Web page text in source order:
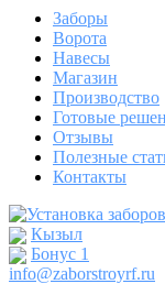
Заборы
Ворота
Навесы
Магазин
Производство
Готовые
Отзывы
Полезные
Контакты
Кызыл
Бонус 1
info@zaborstroyrf.ru